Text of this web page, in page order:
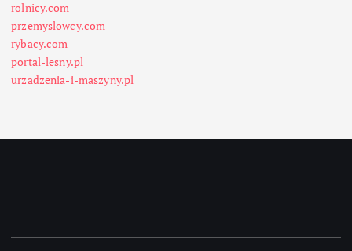
rolnicy.com
przemyslowcy.com
rybacy.com
portal-lesny.pl
urzadzenia-i-maszyny.pl